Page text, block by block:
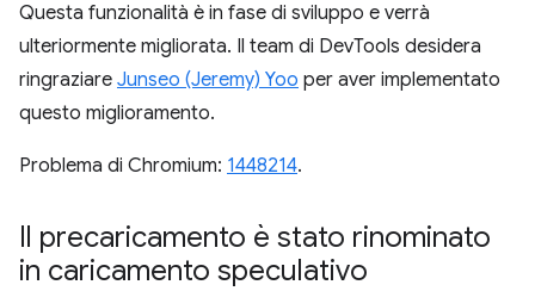
Questa funzionalità è in fase di sviluppo e verrà
ulteriormente migliorata. Il team di DevTools desidera
ringraziare Junseo (Jeremy) Yoo per aver implementato
questo miglioramento.
Problema di Chromium: 1448214.
Il precaricamento è stato rinominato
in caricamento speculativo